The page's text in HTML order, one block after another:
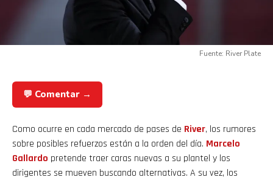
Fuente: River Plate
💬 Comentar →
Como ocurre en cada mercado de pases de River, los rumores
sobre posibles refuerzos están a la orden del día. Marcelo
Gallardo pretende traer caras nuevas a su plantel y los
dirigentes se mueven buscando alternativas. A su vez, los